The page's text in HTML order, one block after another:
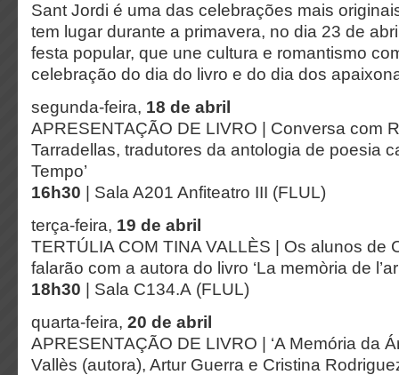
Sant Jordi é uma das celebrações mais
tem lugar durante a primavera, no dia 23 de
festa popular, que une cultura e romantismo
celebração do dia do livro e do dia dos
segunda-feira, 18 de abril
APRESENTAÇÃO DE LIVRO | Conversa com
Tarradellas, tradutores da antologia de poesia
Tempo’
16h30 | Sala A201 Anfiteatro III (FLUL)
terça-feira, 19 de abril
TERTÚLIA COM TINA VALLÈS | Os alunos de
falarão com a autora do livro ‘La memòria de
18h30 | Sala C134.A (FLUL)
quarta-feira, 20 de abril
APRESENTAÇÃO DE LIVRO | ‘A Memória da
Vallès (autora), Artur Guerra e Cristina